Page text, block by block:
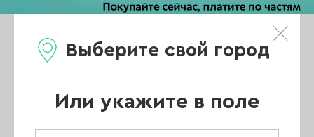
Выберите свой город
Или укажите в поле
Каталог
Главная/